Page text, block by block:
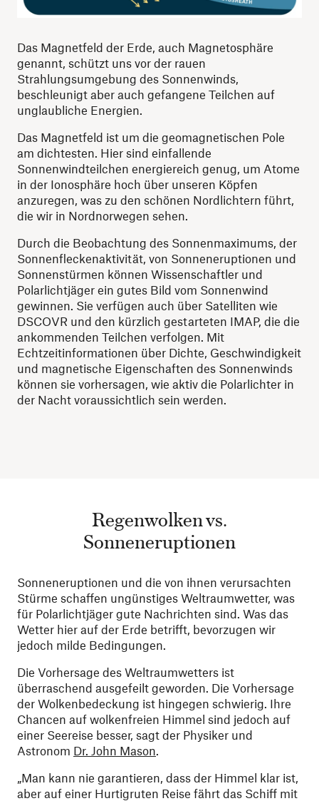
Das Magnetfeld der Erde, auch Magnetosphäre
genannt, schützt uns vor der rauen
Strahlungsumgebung des Sonnenwinds,
beschleunigt aber auch gefangene Teilchen auf
unglaubliche Energien.
Das Magnetfeld ist um die geomagnetischen Pole
am dichtesten. Hier sind einfallende
Sonnenwindteilchen energiereich genug, um Atome
in der Ionosphäre hoch über unseren Köpfen
anzuregen, was zu den schönen Nordlichtern führt,
die wir in Nordnorwegen sehen.
Durch die Beobachtung des Sonnenmaximums, der
Sonnenfleckenaktivität, von Sonneneruptionen und
Sonnenstürmen können Wissenschaftler und
Polarlichtjäger ein gutes Bild vom Sonnenwind
gewinnen. Sie verfügen auch über Satelliten wie
DSCOVR und den kürzlich gestarteten IMAP, die die
ankommenden Teilchen verfolgen. Mit
Echtzeitinformationen über Dichte, Geschwindigkeit
und magnetische Eigenschaften des Sonnenwinds
können sie vorhersagen, wie aktiv die Polarlichter in
der Nacht voraussichtlich sein werden.
Regenwolken vs.
Sonneneruptionen
Sonneneruptionen und die von ihnen verursachten
Stürme schaffen ungünstiges Weltraumwetter, was
für Polarlichtjäger gute Nachrichten sind. Was das
Wetter hier auf der Erde betrifft, bevorzugen wir
jedoch milde Bedingungen.
Die Vorhersage des Weltraumwetters ist
überraschend ausgefeilt geworden. Die Vorhersage
der Wolkenbedeckung ist hingegen schwierig. Ihre
Chancen auf wolkenfreien Himmel sind jedoch auf
einer Seereise besser, sagt der Physiker und
Astronom Dr. John Mason
„Man kann nie garantieren, dass der Himmel klar ist,
aber auf einer Hurtigruten Reise fährt das Schiff mit